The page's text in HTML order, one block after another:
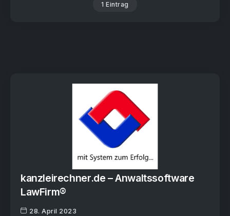
1 Eintrag
kanzleirechner.de – Anwaltssoftware
LawFirm®
28. April 2023